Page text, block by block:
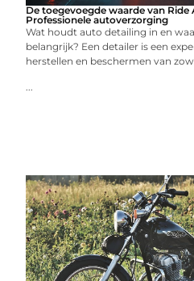
De toegevoegde waarde van Ride
Professionele autoverzorging
Wat houdt auto detailing in en
belangrijk? Een detailer is een
herstellen en beschermen van
...